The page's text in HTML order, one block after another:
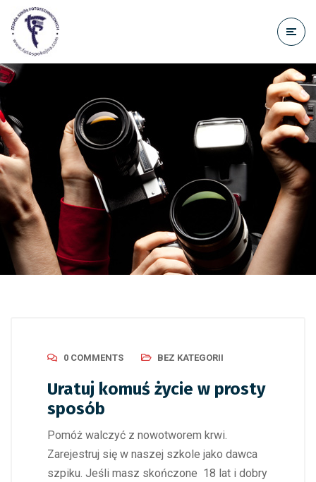
treści
0 COMMENTS BEZ KATEGORII
Uratuj komuś życie w prosty
sposób
Pomóż walczyć z nowotworem krwi.
Zarejestruj się w naszej szkole jako dawca
szpiku. Jeśli masz skończone 18 lat i dobry